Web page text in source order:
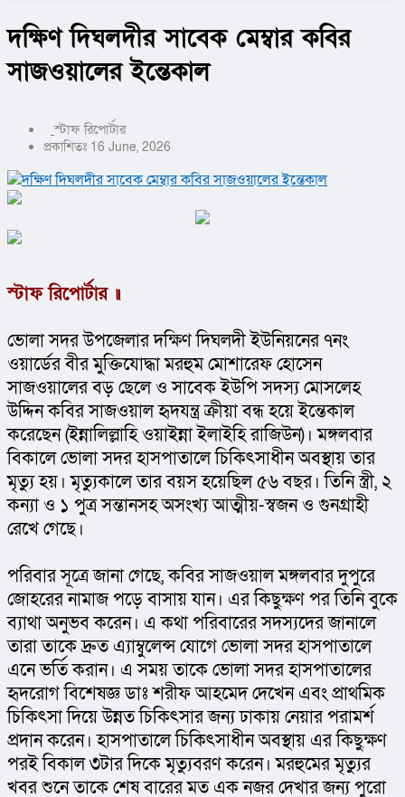
দক্ষিণ দিঘলদীর সাবেক মেম্বার কবির
সাজওয়ালের ইন্তেকাল
স্টাফ রিপোর্টার
প্রকাশিতঃ 16 June, 2026
স্টাফ রিপোর্টার ॥
ভোলা সদর উপজেলার দক্ষিণ দিঘলদী ইউনিয়নের ৭নং
ওয়ার্ডের বীর মুক্তিযোদ্ধা মরহুম মোশারেফ হোসেন
সাজওয়ালের বড় ছেলে ও সাবেক ইউপি সদস্য মোসলেহ
উদ্দিন কবির সাজওয়াল হৃদযন্ত্র ক্রীয়া বন্ধ হয়ে ইন্তেকাল
করেছেন (ইন্নালিল্লাহি ওয়াইন্না ইলাইহি রাজিউন)। মঙ্গলবার
বিকালে ভোলা সদর হাসপাতালে চিকিৎসাধীন অবস্থায় তার
মৃত্যু হয়। মৃত্যুকালে তার বয়স হয়েছিল ৫৬ বছর। তিনি স্ত্রী, ২
কন্যা ও ১ পুত্র সন্তানসহ অসংখ্য আত্মীয়-স্বজন ও গুনগ্রাহী
রেখে গেছে।
পরিবার সূত্রে জানা গেছে, কবির সাজওয়াল মঙ্গলবার দুপুরে
জোহরের নামাজ পড়ে বাসায় যান। এর কিছুক্ষণ পর তিনি বুকে
ব্যাথা অনুভব করেন। এ কথা পরিবারের সদস্যদের জানালে
তারা তাকে দ্রুত এ্যাম্বুলেন্স যোগে ভোলা সদর হাসপাতালে
এনে ভর্তি করান। এ সময় তাকে ভোলা সদর হাসপাতালের
হৃদরোগ বিশেষজ্ঞ ডাঃ শরীফ আহমেদ দেখেন এবং প্রাথমিক
চিকিৎসা দিয়ে উন্নত চিকিৎসার জন্য ঢাকায় নেয়ার পরামর্শ
প্রদান করেন। হাসপাতালে চিকিৎসাধীন অবস্থায় এর কিছুক্ষণ
পরই বিকাল ৩টার দিকে মৃত্যুবরণ করেন। মরহুমের মৃত্যুর
খবর শুনে তাকে শেষ বারের মত এক নজর দেখার জন্য পুরো